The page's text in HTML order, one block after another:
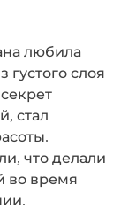
любила
слоя
стал
что делали
во время